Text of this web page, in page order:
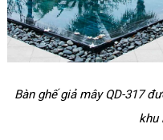
Bàn ghế giả mây QD-317
khu